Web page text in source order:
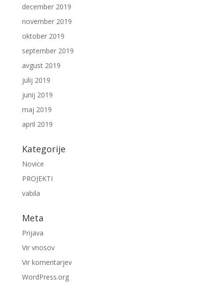
december 2019
november 2019
oktober 2019
september 2019
avgust 2019
julij 2019
junij 2019
maj 2019
april 2019
Kategorije
Novice
PROJEKTI
vabila
Meta
Prijava
Vir vnosov
Vir komentarjev
WordPress.org